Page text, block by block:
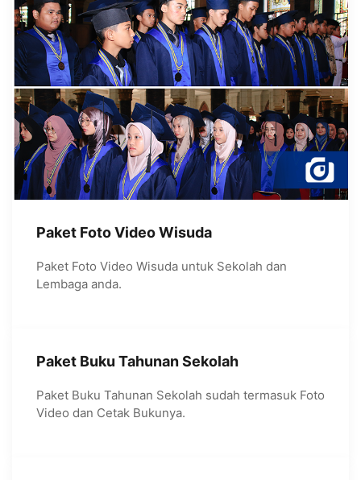
Paket Foto Video Wisuda
Paket Foto Video Wisuda untuk Sekolah dan
Lembaga anda.
Paket Buku Tahunan Sekolah
Paket Buku Tahunan Sekolah sudah termasuk Foto
Video dan Cetak Bukunya.